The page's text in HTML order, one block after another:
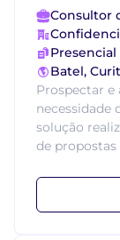
Consultor
Presencial
Batel,
Prospectar e
necessidade
solução
de propostas